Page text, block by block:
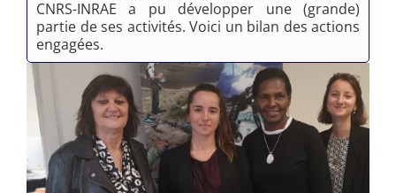
CNRS-INRAE a pu développer une (grande)
partie de ses activités. Voici un bilan des actions
engagées.